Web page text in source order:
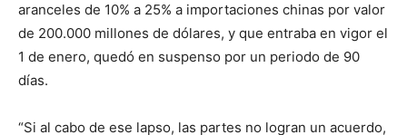
aranceles de 10% a 25% a importaciones chinas por valor
de 200.000 millones de dólares, y que entraba en vigor el
1 de enero, quedó en suspenso por un periodo de 90
días.
“Si al cabo de ese lapso, las partes no logran un acuerdo,